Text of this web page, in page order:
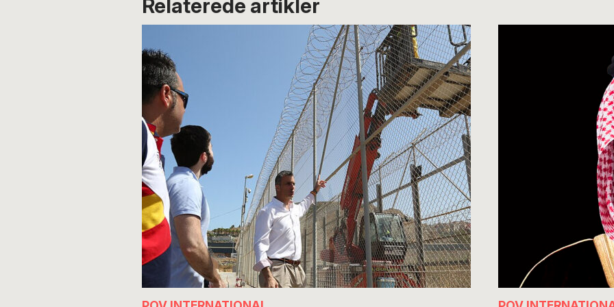
Relaterede artikler